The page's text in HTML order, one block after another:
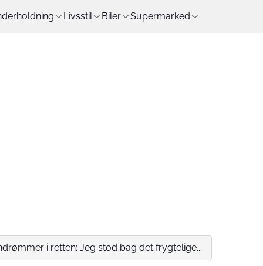
Livsstil Biler Supermarked
i retten: Jeg stod bag det frygtelige...